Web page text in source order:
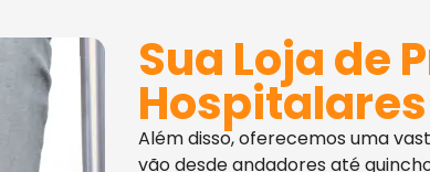
Sua Loja de
Além disso, oferecemos uma
vão desde andadores até